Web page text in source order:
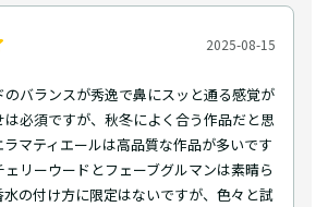
2025-08-15
のバランスが秀逸で鼻にスッと通る感覚が
必須ですが、秋冬によく合う作品だと思
マティエールは高品質な作品が多いです
リーウードとフェーブグルマンは素晴ら
水の付け方に限定はないですが、色々と試